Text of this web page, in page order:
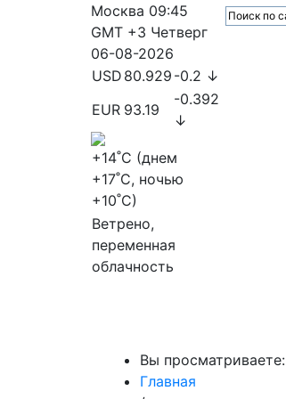
Москва 09:45
GMT +3 Четверг
06-08-2026
USD 80.929 -0.2 ↓
EUR 93.19
-0.392
↓
+14˚C (днем
+17˚C, ночью
+10˚C)
Ветрено,
переменная
облачность
Вы просматриваете:
Главная